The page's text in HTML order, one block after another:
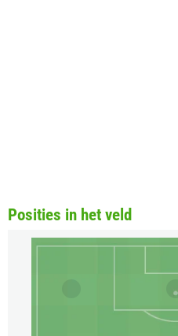
Posities in het veld